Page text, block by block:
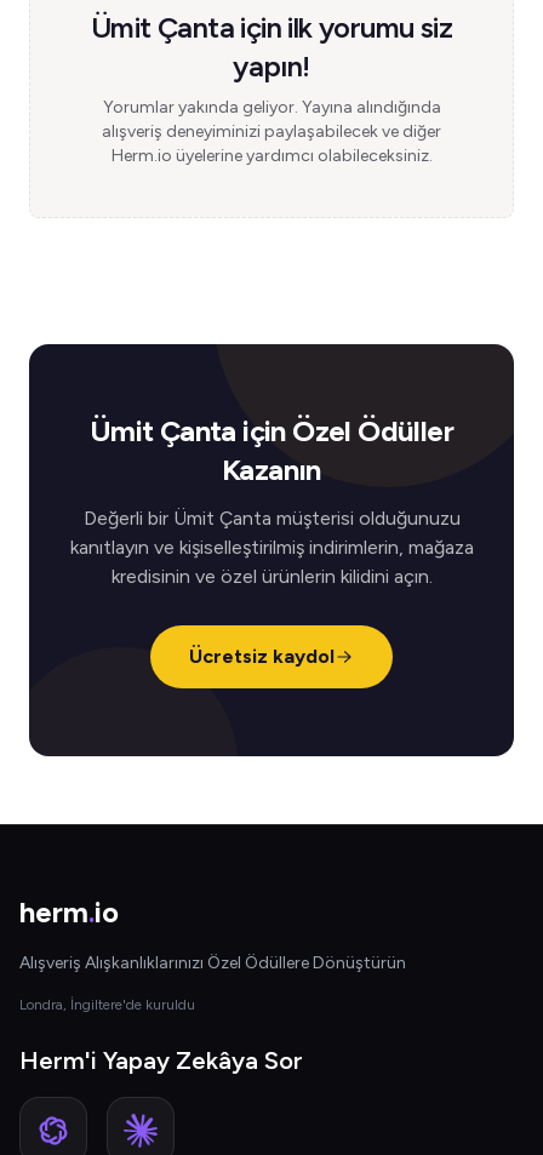
Ümit Çanta için ilk yorumu siz
yapın!
Yorumlar yakında geliyor. Yayına alındığında
alışveriş deneyiminizi paylaşabilecek ve diğer
Herm.io üyelerine yardımcı olabileceksiniz.
Ümit Çanta için Özel Ödüller
Kazanın
Değerli bir Ümit Çanta müşterisi olduğunuzu
kanıtlayın ve kişiselleştirilmiş indirimlerin, mağaza
kredisinin ve özel ürünlerin kilidini açın.
Ücretsiz kaydol
herm.io
Alışveriş Alışkanlıklarınızı Özel Ödüllere Dönüştürün
Londra, İngiltere'de kuruldu
Herm'i Yapay Zekâya Sor